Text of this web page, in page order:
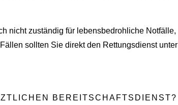
nicht zuständig für lebensbedrohliche Notfälle,
sollten Sie direkt den Rettungsdienst unter
BEREITSCHAFTSDIENST?